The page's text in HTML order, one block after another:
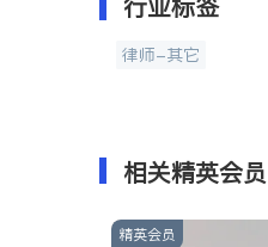
行业标签
律师-其它
相关精英会员
精英会员